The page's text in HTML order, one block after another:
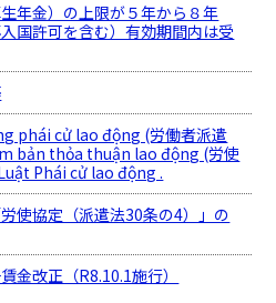
年金）の上限が５年から８年
国許可を含む）有効期間内は受
phái cử lao động (労働者派遣
bản thỏa thuận lao động (労使
Phái cử lao động .
使協定（派遣法30条の4）」の
金改正（R8.10.1施行）